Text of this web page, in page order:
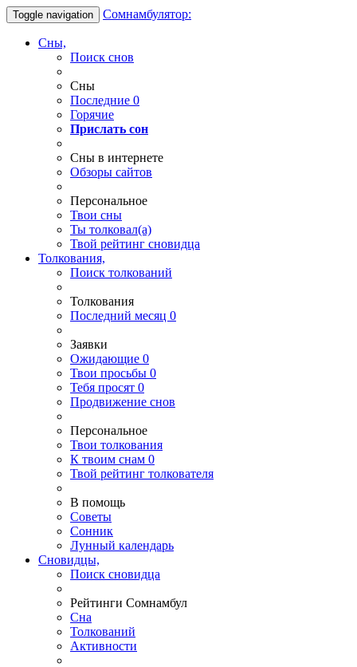
Toggle navigation Сомнамбулятор:
Сны,
Поиск снов
Сны
Последние 0
Горячие
Прислать сон
Сны в интернете
Обзоры сайтов
Персональное
Твои сны
Ты толковал(а)
Твой рейтинг сновидца
Толкования,
Поиск толкований
Толкования
Последний месяц 0
Заявки
Ожидающие 0
Твои просьбы 0
Тебя просят 0
Продвижение снов
Персональное
Твои толкования
К твоим снам 0
Твой рейтинг толкователя
В помощь
Советы
Сонник
Лунный календарь
Сновидцы,
Поиск сновидца
Рейтинги Сомнамбул
Сна
Толкований
Активности